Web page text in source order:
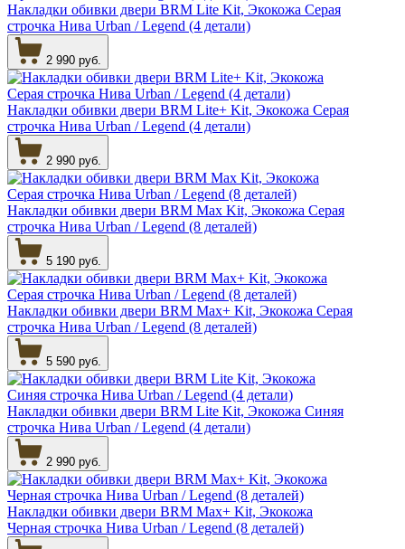
Накладки обивки двери BRM Lite Kit, Экокожа Серая
строчка Нива Urban / Legend (4 детали)
2 990 руб.
Накладки обивки двери BRM Lite+ Kit, Экокожа Серая
строчка Нива Urban / Legend (4 детали)
2 990 руб.
Накладки обивки двери BRM Max Kit, Экокожа Серая
строчка Нива Urban / Legend (8 деталей)
5 190 руб.
Накладки обивки двери BRM Max+ Kit, Экокожа Серая
строчка Нива Urban / Legend (8 деталей)
5 590 руб.
Накладки обивки двери BRM Lite Kit, Экокожа Синяя
строчка Нива Urban / Legend (4 детали)
2 990 руб.
Накладки обивки двери BRM Max+ Kit, Экокожа
Черная строчка Нива Urban / Legend (8 деталей)